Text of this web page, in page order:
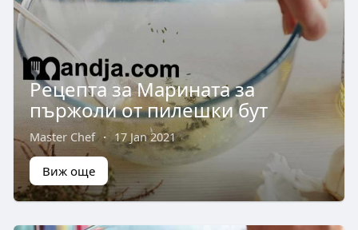
Рецепта за Марината за
пържоли от пилешки бут
Master Chef · 17 Jan 2021
Виж още